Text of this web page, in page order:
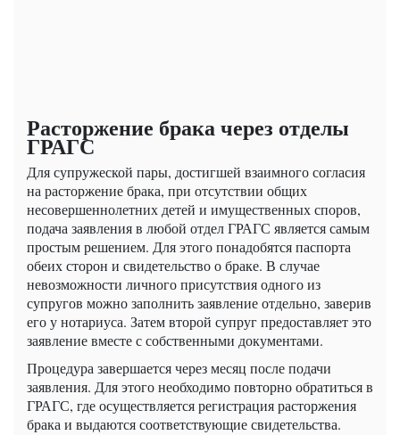
Расторжение брака через отделы
ГРАГС
Для супружеской пары, достигшей взаимного согласия
на расторжение брака, при отсутствии общих
несовершеннолетних детей и имущественных споров,
подача заявления в любой отдел ГРАГС является самым
простым решением. Для этого понадобятся паспорта
обеих сторон и свидетельство о браке. В случае
невозможности личного присутствия одного из
супругов можно заполнить заявление отдельно, заверив
его у нотариуса. Затем второй супруг предоставляет это
заявление вместе с собственными документами.
Процедура завершается через месяц после подачи
заявления. Для этого необходимо повторно обратиться в
ГРАГС, где осуществляется регистрация расторжения
брака и выдаются соответствующие свидетельства.